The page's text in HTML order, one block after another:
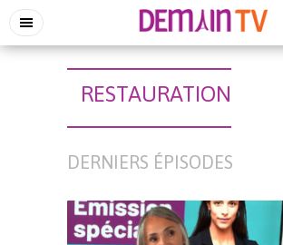
RESTAURATION
DERNIERS ÉPISODES